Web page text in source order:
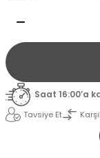
Saat 16:00’a
Tavsiye Et